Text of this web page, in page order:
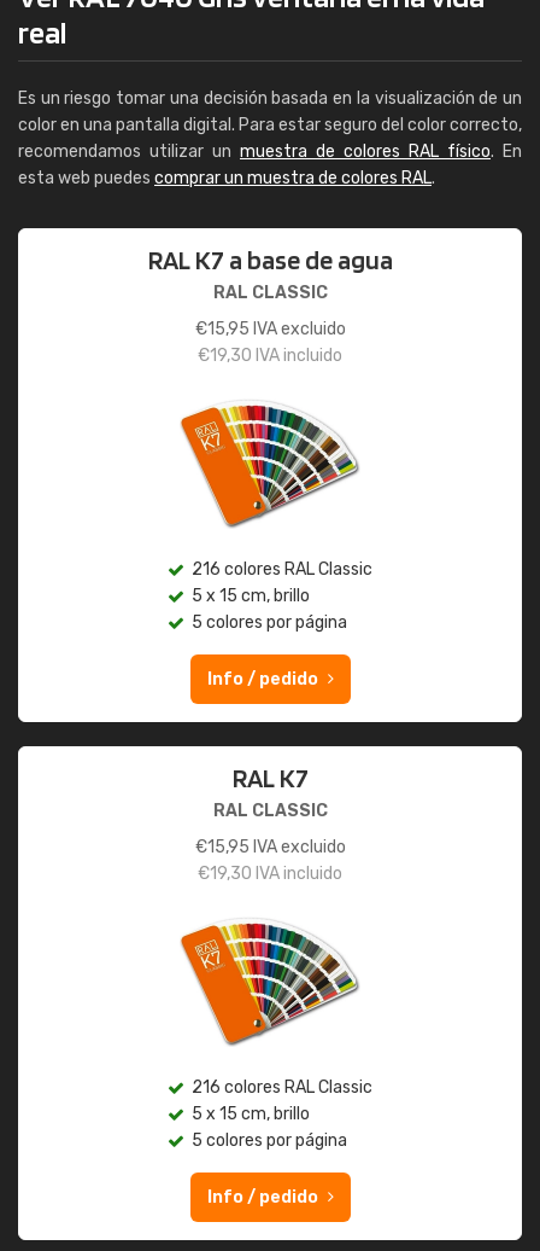
real
Es un riesgo tomar una decisión basada en la visualización de un
color en una pantalla digital. Para estar seguro del color correcto,
recomendamos utilizar un muestra de colores RAL físico. En
esta web puedes comprar un muestra de colores RAL.
RAL K7 a base de agua
RAL CLASSIC
€15,95 IVA excluido
€19,30 IVA incluido
216 colores RAL Classic
5 x 15 cm, brillo
5 colores por página
Info / pedido
RAL K7
RAL CLASSIC
€15,95 IVA excluido
€19,30 IVA incluido
216 colores RAL Classic
5 x 15 cm, brillo
5 colores por página
Info / pedido